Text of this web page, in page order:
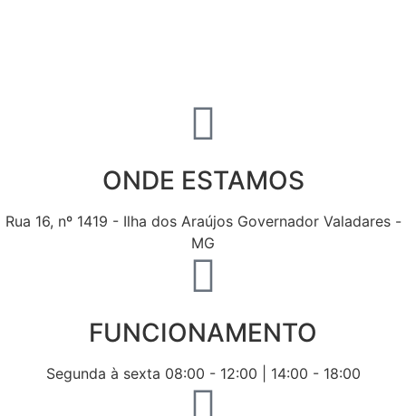
ONDE ESTAMOS
Rua 16, nº 1419 - Ilha dos Araújos Governador Valadares -
MG
FUNCIONAMENTO
Segunda à sexta 08:00 - 12:00 | 14:00 - 18:00